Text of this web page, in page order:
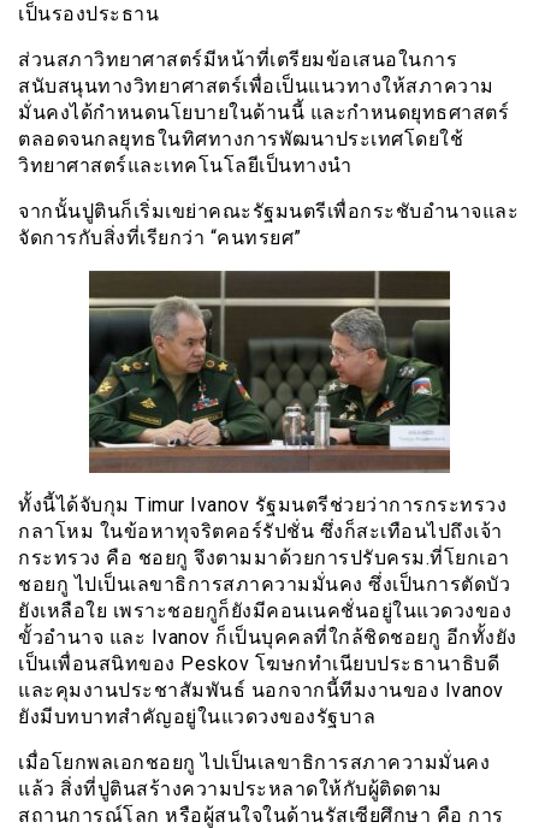
เป็นรองประธาน
ส่วนสภาวิทยาศาสตร์มีหน้าที่เตรียมข้อเสนอในการ
สนับสนุนทางวิทยาศาสตร์เพื่อเป็นแนวทางให้สภาความ
มั่นคงได้กำหนดนโยบายในด้านนี้ และกำหนดยุทธศาสตร์
ตลอดจนกลยุทธในทิศทางการพัฒนาประเทศโดยใช้
วิทยาศาสตร์และเทคโนโลยีเป็นทางนำ
จากนั้นปูตินก็เริ่มเขย่าคณะรัฐมนตรีเพื่อกระชับอำนาจและ
จัดการกับสิ่งที่เรียกว่า “คนทรยศ”
ทั้งนี้ได้จับกุม Timur Ivanov รัฐมนตรีช่วยว่าการกระทรวง
กลาโหม ในข้อหาทุจริตคอร์รัปชั่น ซึ่งก็สะเทือนไปถึงเจ้า
กระทรวง คือ ชอยกู จึงตามมาด้วยการปรับครม.ที่โยกเอา
ชอยกู ไปเป็นเลขาธิการสภาความมั่นคง ซึ่งเป็นการตัดบัว
ยังเหลือใย เพราะชอยกูก็ยังมีคอนเนคชั่นอยู่ในแวดวงของ
ขั้วอำนาจ และ Ivanov ก็เป็นบุคคลที่ใกล้ชิดชอยกู อีกทั้งยัง
เป็นเพื่อนสนิทของ Peskov โฆษกทำเนียบประธานาธิบดี
และคุมงานประชาสัมพันธ์ นอกจากนี้ทีมงานของ Ivanov
ยังมีบทบาทสำคัญอยู่ในแวดวงของรัฐบาล
เมื่อโยกพลเอกชอยกู ไปเป็นเลขาธิการสภาความมั่นคง
แล้ว สิ่งที่ปูตินสร้างความประหลาดให้กับผู้ติดตาม
สถานการณ์โลก หรือผู้สนใจในด้านรัสเซียศึกษา คือ การ